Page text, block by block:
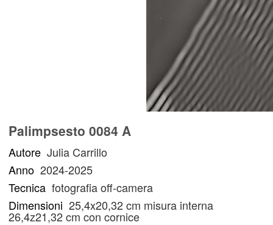
Palimpsesto 0084 A
Autore Julia Carrillo
Anno 2024-2025
Tecnica fotografia off-camera
Dimensioni 25,4x20,32 cm misura interna
26,4z21,32 cm con cornice